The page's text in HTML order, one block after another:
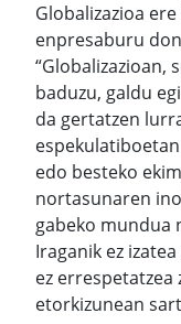
Globalizazioa
enpresaburu
“Globalizazioan,
baduzu, galdu
da gertatzen
edo besteko
nortasunaren
gabeko mundua
Iraganik ez
ez errespetatzea
etorkizunean